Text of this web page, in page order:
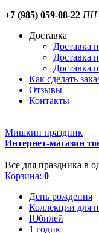
+7 (985) 059-08-22
Доставка
Доставка
Доставка
Доставка
Как сделать
Отзывы
Контакты
Мишкин праздник
Интернет-магазин
Все для праздника в
Корзина: 0
День рождения
Коллекции для
Юбилей
1 годик